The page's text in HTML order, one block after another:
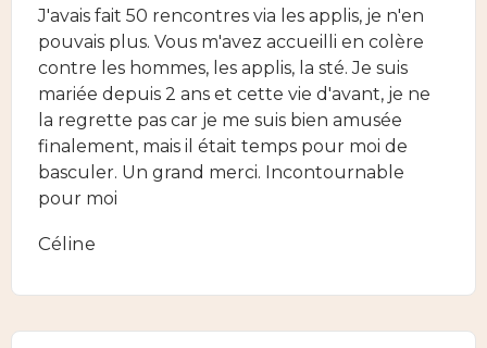
J'avais fait 50 rencontres via les applis, je n'en
pouvais plus. Vous m'avez accueilli en colère
contre les hommes, les applis, la sté. Je suis
mariée depuis 2 ans et cette vie d'avant, je ne
la regrette pas car je me suis bien amusée
finalement, mais il était temps pour moi de
basculer. Un grand merci. Incontournable
pour moi
Céline